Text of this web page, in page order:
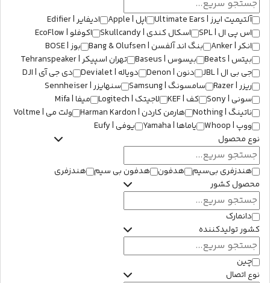
آلتیمیت ایرز | Ultimate Ears اپل | Apple
ادیفایر | Edifier
اس پی ال | SPL
اسکال کندی | Skullcandy
اکوفلو | EcoFlow
انکر | Anker
بنگ اند آلفسن | Bang & Olufsen
بوز | BOSE
بیتس | Beats
بیسوس | Baseus
تهران اسپیکر | Tehranspeaker
جی بی ال | JBL
دنون | Denon دویاله | Devialet
دی جی آی | DJI
ریزر | Razer
سامسونگ | Samsung
سنهایزر | Sennheiser
سونی | Sony
کف | KEF لاجیتک | Logitech
میفا | Mifa
ناتینگ | Nothing
هارمن کاردن | Harman Kardon
ولت می | Voltme
ووپ | Whoop
یاماها | Yamaha
یوفی | Eufy
نوع محصول
هندزفری بی‌سیم هدفون هدفون بی سیم
هندزفری
محصول کشور
دانمارک
کشور تولیدکننده
چین
نوع اتصال